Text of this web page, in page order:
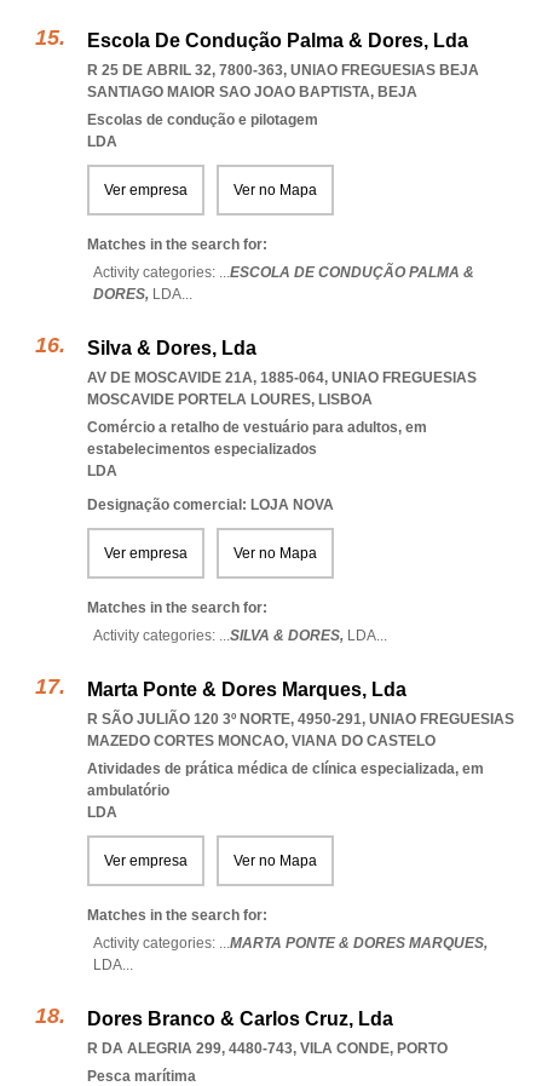
Escola De Condução Palma & Dores, Lda
R 25 DE ABRIL 32, 7800-363, UNIAO FREGUESIAS BEJA
SANTIAGO MAIOR SAO JOAO BAPTISTA, BEJA
Escolas de condução e pilotagem
LDA
Ver empresa Ver no Mapa
Matches in the search for:
Activity categories: ...ESCOLA DE CONDUÇÃO PALMA &
DORES, LDA...
Silva & Dores, Lda
AV DE MOSCAVIDE 21A, 1885-064, UNIAO FREGUESIAS
MOSCAVIDE PORTELA LOURES, LISBOA
Comércio a retalho de vestuário para adultos, em
estabelecimentos especializados
LDA
Designação comercial: LOJA NOVA
Ver empresa Ver no Mapa
Matches in the search for:
Activity categories: ...SILVA & DORES, LDA...
Marta Ponte & Dores Marques, Lda
R SÃO JULIÃO 120 3º NORTE, 4950-291, UNIAO FREGUESIAS
MAZEDO CORTES MONCAO, VIANA DO CASTELO
Atividades de prática médica de clínica especializada, em
ambulatório
LDA
Ver empresa Ver no Mapa
Matches in the search for:
Activity categories: ...MARTA PONTE & DORES MARQUES,
LDA...
Dores Branco & Carlos Cruz, Lda
R DA ALEGRIA 299, 4480-743, VILA CONDE, PORTO
Pesca marítima